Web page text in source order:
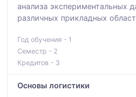
анализа экспериментальных
различных прикладных
Год обучения - 1
Семестр - 2
Кредитов - 3
Основы логистики